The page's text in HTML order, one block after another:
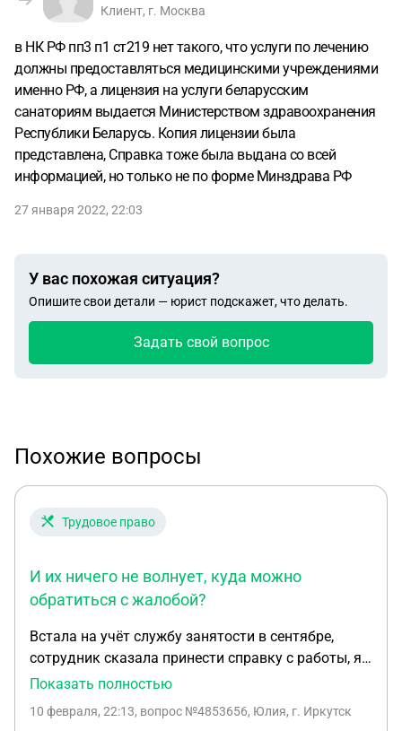
Клиент, г. Москва
в НК РФ пп3 п1 ст219 нет такого, что услуги по лечению
должны предоставляться медицинскими учреждениями
именно РФ, а лицензия на услуги беларусским
санаториям выдается Министерством здравоохранения
Республики Беларусь. Копия лицензии была
представлена, Справка тоже была выдана со всей
информацией, но только не по форме Минздрава РФ
27 января 2022, 22:03
У вас похожая ситуация?
Опишите свои детали — юрист подскажет, что делать.
Задать свой вопрос
Похожие вопросы
Трудовое право
И их ничего не волнует, куда можно
обратиться с жалобой?
Встала на учёт службу занятости в сентябре,
сотрудник сказала принести справку с работы, я
принесла но перерасчёт так и не сделали, через
отметки, и теперь говорят что я ничего не
Показать полностью
10 февраля, 22:13, вопрос №4853656, Юлия, г. Иркутск